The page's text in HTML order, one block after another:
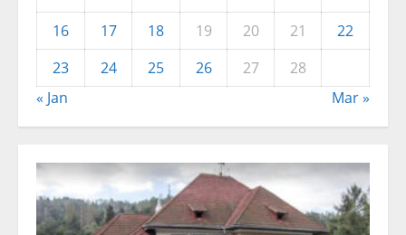
16
17 18 19 20 21
22
23
24 25 26 27
28
« Jan
Mar »